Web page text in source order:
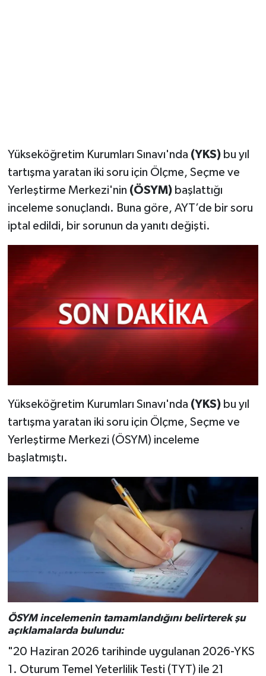
Yükseköğretim Kurumları Sınavı'nda (YKS)bu yıl
tartışma yaratan iki soru için Ölçme, Seçme ve
Yerleştirme Merkezi'nin (ÖSYM) başlattığı
inceleme sonuçlandı. Buna göre, AYT’de bir soru
iptal edildi, bir sorunun da yanıtı değişti.
Yükseköğretim Kurumları Sınavı'nda (YKS) bu yıl
tartışma yaratan iki soru için Ölçme, Seçme ve
Yerleştirme Merkezi (ÖSYM) inceleme
başlatmıştı.
ÖSYM incelemenin tamamlandığını belirterek şu
açıklamalarda bulundu:
"20 Haziran 2026 tarihinde uygulanan 2026-YKS
1. Oturum Temel Yeterlilik Testi (TYT) ile 21